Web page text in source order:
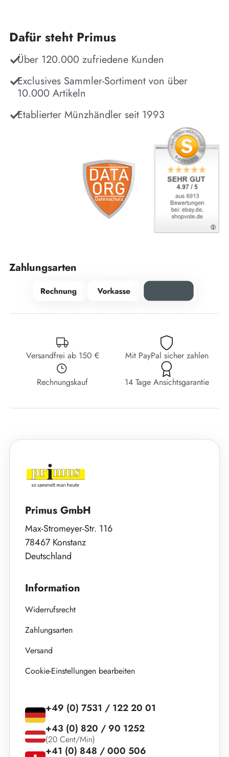
Dafür steht Primus
Über 120.000 zufriedene Kunden
Exclusives Sammler-Sortiment von über
10.000 Artikeln
Etablierter Münzhändler seit 1993
Zahlungsarten
Versandfrei ab 150 € Mit PayPal sicher zahlen
Rechnungskauf 14 Tage Ansichtsgarantie
Primus GmbH
Max-Stromeyer-Str. 116
78467 Konstanz
Deutschland
Information
Widerrufsrecht
Zahlungsarten
Versand
Cookie-Einstellungen bearbeiten
+49 (0) 7531 / 122 20 01
+43 (0) 820 / 90 1252
(20 Cent/Min)
+41 (0) 848 / 000 506